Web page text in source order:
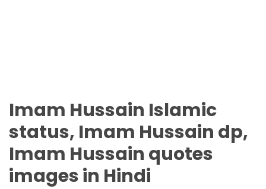
Imam Hussain Islamic
status, Imam Hussain dp,
Imam Hussain quotes
images in Hindi